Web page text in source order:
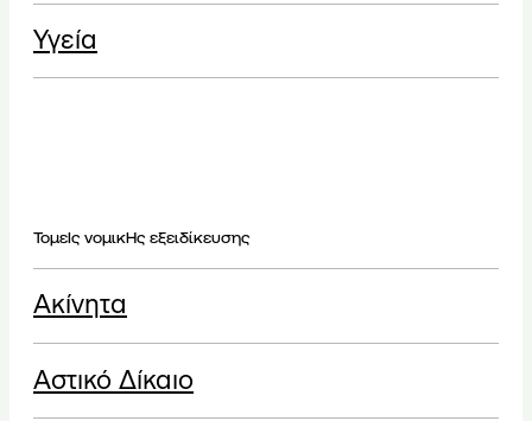
Υγεία
ΤομεΙς νομικΗς εξειδίκευσης
Ακίνητα
Αστικό Δίκαιο